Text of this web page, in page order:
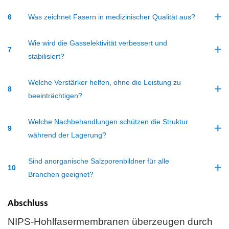
6 Was zeichnet Fasern in medizinischer Qualität aus?
7
Wie wird die Gasselektivität verbessert und
stabilisiert?
8
Welche Verstärker helfen, ohne die Leistung zu
beeinträchtigen?
9
Welche Nachbehandlungen schützen die Struktur
während der Lagerung?
10
Sind anorganische Salzporenbildner für alle
Branchen geeignet?
Abschluss
NIPS-Hohlfasermembranen überzeugen durch